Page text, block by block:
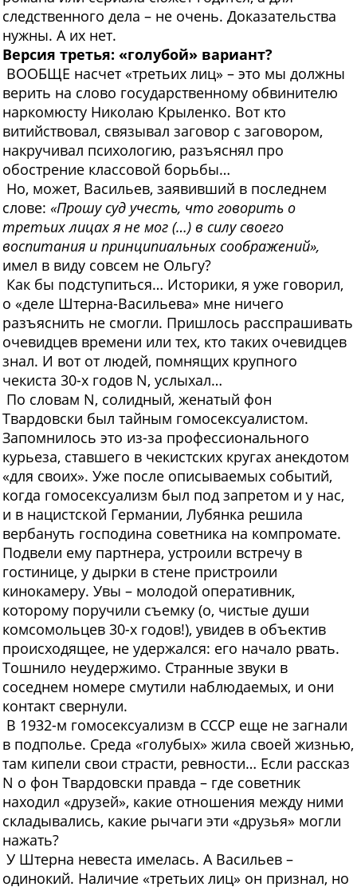
следственного дела – не очень. Доказательства
нужны. А их нет.
Версия третья: «голубой» вариант?
ВООБЩЕ насчет «третьих лиц» – это мы должны
верить на слово государственному обвинителю
наркомюсту Николаю Крыленко. Вот кто
витийствовал, связывал заговор с заговором,
накручивал психологию, разъяснял про
обострение классовой борьбы…
Но, может, Васильев, заявивший в последнем
слове: «Прошу суд учесть, что говорить о
третьих лицах я не мог (…) в силу своего
воспитания и принципиальных соображений»,
имел в виду совсем не Ольгу?
Как бы подступиться… Историки, я уже говорил,
о «деле Штерна-Васильева» мне ничего
разъяснить не смогли. Пришлось расспрашивать
очевидцев времени или тех, кто таких очевидцев
знал. И вот от людей, помнящих крупного
чекиста 30-х годов N, услыхал…
По словам N, солидный, женатый фон
Твардовски был тайным гомосексуалистом.
Запомнилось это из-за профессионального
курьеза, ставшего в чекистских кругах анекдотом
«для своих». Уже после описываемых событий,
когда гомосексуализм был под запретом и у нас,
и в нацистской Германии, Лубянка решила
вербануть господина советника на компромате.
Подвели ему партнера, устроили встречу в
гостинице, у дырки в стене пристроили
кинокамеру. Увы – молодой оперативник,
которому поручили съемку (о, чистые души
комсомольцев 30-х годов!), увидев в объектив
происходящее, не удержался: его начало рвать.
Тошнило неудержимо. Странные звуки в
соседнем номере смутили наблюдаемых, и они
контакт свернули.
В 1932-м гомосексуализм в СССР еще не загнали
в подполье. Среда «голубых» жила своей жизнью,
там кипели свои страсти, ревности… Если рассказ
N о фон Твардовски правда – где советник
находил «друзей», какие отношения между ними
складывались, какие рычаги эти «друзья» могли
нажать?
У Штерна невеста имелась. А Васильев –
одинокий. Наличие «третьих лиц» он признал, но